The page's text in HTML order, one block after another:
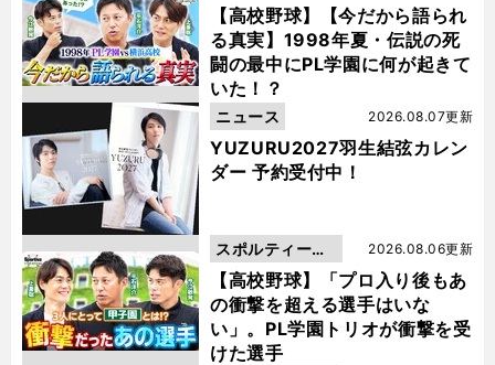
【高校野球】【今だから語られ
る真実】1998年夏・伝説の死
闘の最中にPL学園に何が起きて
いた！？
動画
YUZURU2027羽生結弦カレン
ダー 予約受付中！
2026.08.07更新
ニュース
【高校野球】「プロ入り後もあ
の衝撃を超える選手はいな
い」。PL学園トリオが衝撃を受
けた選手
2026.08.06更新
スポルティーバ
動画